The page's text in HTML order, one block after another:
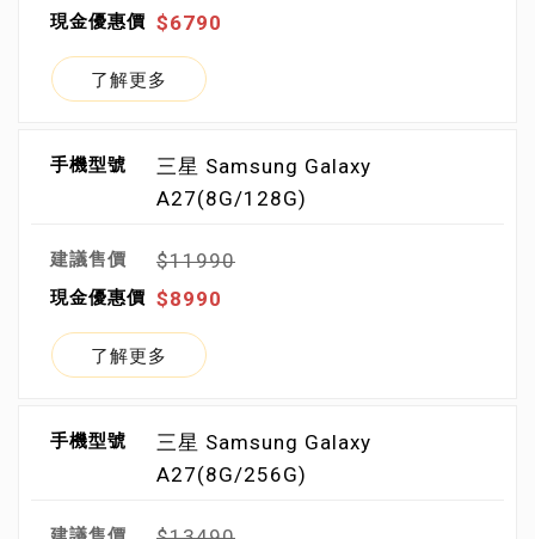
$6790
了解更多
三星 Samsung Galaxy
A27(8G/128G)
$11990
$8990
了解更多
三星 Samsung Galaxy
A27(8G/256G)